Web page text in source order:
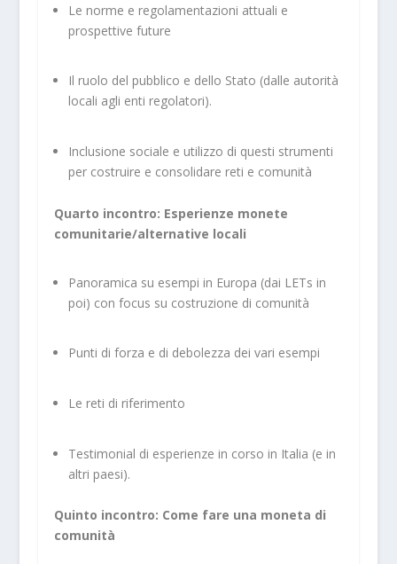
Le norme e regolamentazioni attuali e
prospettive future
Il ruolo del pubblico e dello Stato (dalle autorità
locali agli enti regolatori).
Inclusione sociale e utilizzo di questi strumenti
per costruire e consolidare reti e comunità
Quarto incontro: Esperienze monete
comunitarie/alternative locali
Panoramica su esempi in Europa (dai LETs in
poi) con focus su costruzione di comunità
Punti di forza e di debolezza dei vari esempi
Le reti di riferimento
Testimonial di esperienze in corso in Italia (e in
altri paesi).
Quinto incontro: Come fare una moneta di
comunità